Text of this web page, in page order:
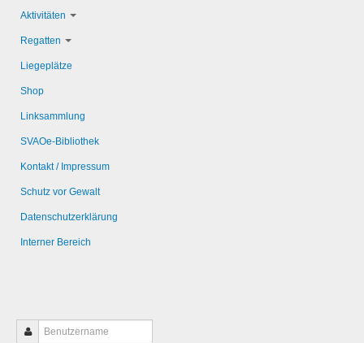
Aktivitäten
Regatten
Liegeplätze
Shop
Linksammlung
SVAOe-Bibliothek
Kontakt / Impressum
Schutz vor Gewalt
Datenschutzerklärung
Interner Bereich